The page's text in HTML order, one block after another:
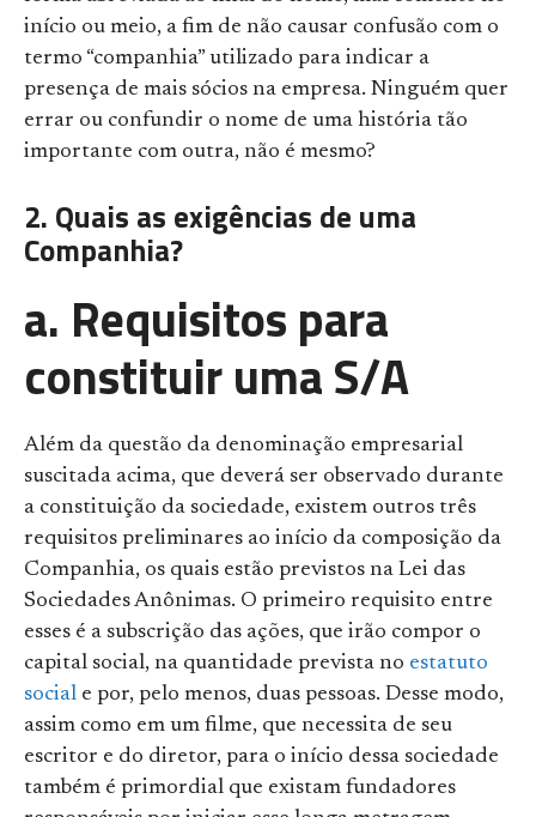
início ou meio, a fim de não causar confusão com o
termo “companhia” utilizado para indicar a
presença de mais sócios na empresa. Ninguém quer
errar ou confundir o nome de uma história tão
importante com outra, não é mesmo?
2. Quais as exigências de uma
Companhia?
a. Requisitos para
constituir uma S/A
Além da questão da denominação empresarial
suscitada acima, que deverá ser observado durante
a constituição da sociedade, existem outros três
requisitos preliminares ao início da composição da
Companhia, os quais estão previstos na Lei das
Sociedades Anônimas. O primeiro requisito entre
esses é a subscrição das ações, que irão compor o
capital social, na quantidade prevista no estatuto
social e por, pelo menos, duas pessoas. Desse modo,
assim como em um filme, que necessita de seu
escritor e do diretor, para o início dessa sociedade
também é primordial que existam fundadores